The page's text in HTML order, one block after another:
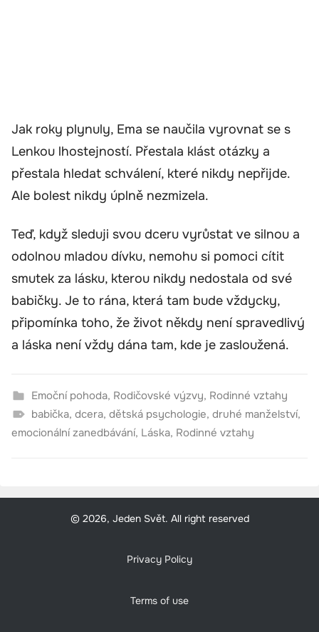
Jak roky plynuly, Ema se naučila vyrovnat se s
Lenkou lhostejností. Přestala klást otázky a
přestala hledat schválení, které nikdy nepřijde.
Ale bolest nikdy úplně nezmizela.
Teď, když sleduji svou dceru vyrůstat ve silnou a
odolnou mladou dívku, nemohu si pomoci cítit
smutek za lásku, kterou nikdy nedostala od své
babičky. Je to rána, která tam bude vždycky,
připomínka toho, že život někdy není spravedlivý
a láska není vždy dána tam, kde je zasloužená.
Emoční pohoda, Rodičovské výzvy, Rodinné vztahy
babička, dcera, dětská psychologie, druhé manželství,
emocionální zanedbávání, Láska, Rodinné vztahy
© 2026, Jeden Svět. All right reserved
Privacy Policy
Terms of use